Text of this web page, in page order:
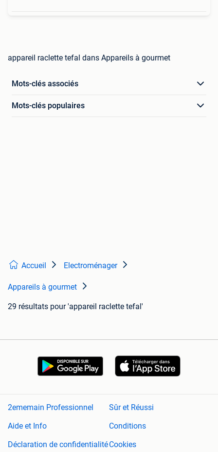
appareil raclette tefal dans Appareils à gourmet
Mots-clés associés
Mots-clés populaires
Accueil Electroménager
Appareils à gourmet
29 résultats pour 'appareil raclette tefal'
2ememain Professionnel
Sûr et Réussi
Aide et Info
Conditions
Déclaration de confidentialitéCookies